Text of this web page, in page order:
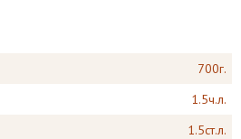
700г.
1.5ч.л.
1.5ст.л.